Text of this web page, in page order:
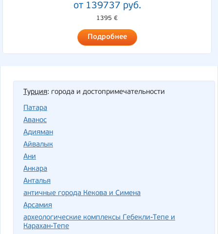
от 139737 руб.
1395 €
Подробнее
Турция: города и достопримечательности
Патара
Аванос
Адияман
Айвалык
Ани
Анкара
Анталья
античные города Кекова и Симена
Арсамия
археологические комплексы Гебекли-Тепе и
Карахан-Тепе